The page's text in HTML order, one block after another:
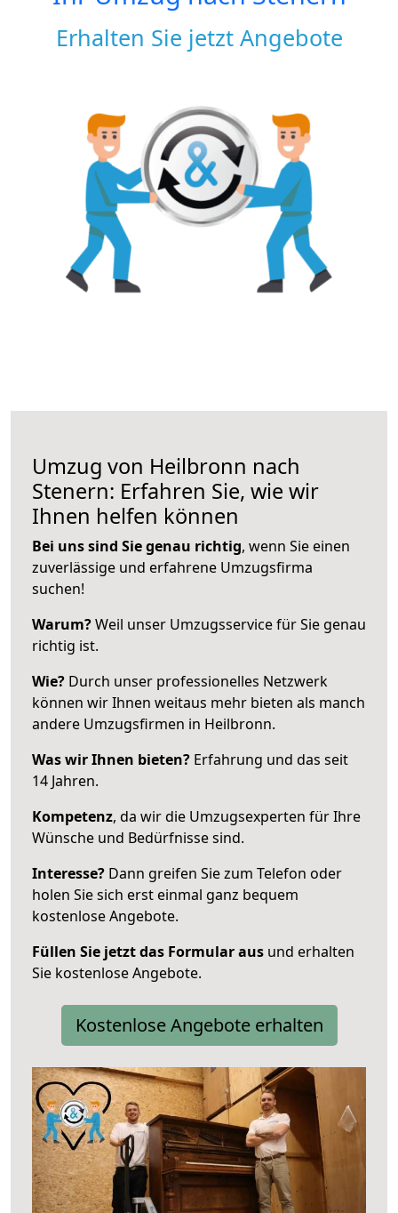
Erhalten Sie jetzt Angebote
Umzug von Heilbronn nach
Stenern: Erfahren Sie, wie wir
Ihnen helfen können
Bei uns sind Sie genau richtig, wenn Sie einen
zuverlässige und erfahrene Umzugsfirma
suchen!
Warum?Weil unser Umzugsservice für Sie genau
richtig ist.
Wie? Durch unser professionelles Netzwerk
können wir Ihnen weitaus mehr bieten als manch
andere Umzugsfirmen in Heilbronn.
Was wir Ihnen bieten? Erfahrung und das seit
14 Jahren.
Kompetenz, da wir die Umzugsexperten für Ihre
Wünsche und Bedürfnisse sind.
Interesse? Dann greifen Sie zum Telefon oder
holen Sie sich erst einmal ganz bequem
kostenlose Angebote.
Füllen Sie jetzt das Formular aus und erhalten
Sie kostenlose Angebote.
Kostenlose Angebote erhalten